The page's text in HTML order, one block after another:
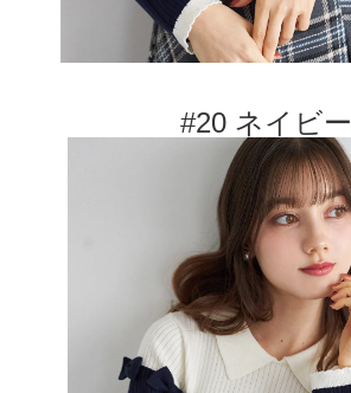
#20 ネイビー